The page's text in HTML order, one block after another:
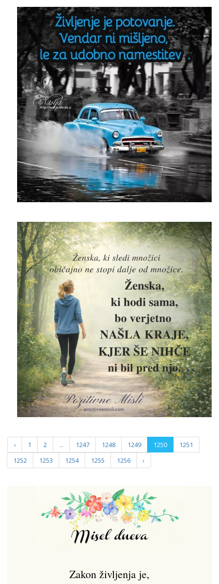
‹ 1 2 ... 1247 1248 1249 1250
1251
1252
1253 1254 1255 1256 ›
Zakon življenja je,